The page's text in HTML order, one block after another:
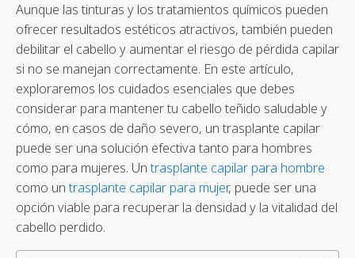
Aunque las tinturas y los tratamientos químicos pueden
ofrecer resultados estéticos atractivos, también pueden
debilitar el cabello y aumentar el riesgo de pérdida capilar
si no se manejan correctamente. En este artículo,
exploraremos los cuidados esenciales que debes
considerar para mantener tu cabello teñido saludable y
cómo, en casos de daño severo, un trasplante capilar
puede ser una solución efectiva tanto para hombres
como para mujeres. Untrasplante capilar para hombre
como untrasplante capilar para mujer, puede ser una
opción viable para recuperar la densidad y la vitalidad del
cabello perdido.